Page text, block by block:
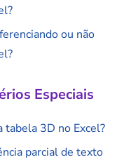
ou não
Especiais
tabela 3D no Excel?
parcial de texto